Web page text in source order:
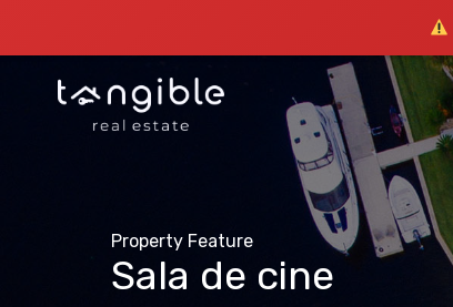
Property Feature
Sala de cine